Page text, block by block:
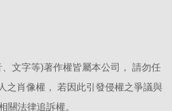
文字等)著作權皆屬本公司， 請勿任
之肖像權， 若因此引發侵權之爭議與
關法律追訴權。